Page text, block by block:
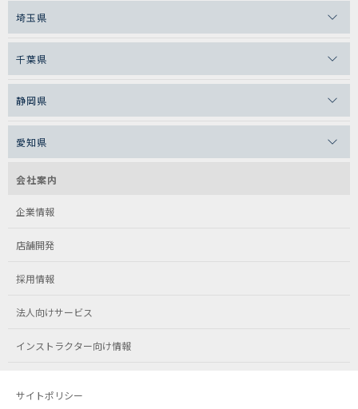
埼玉県
千葉県
静岡県
愛知県
会社案内
企業情報
店舗開発
採用情報
法人向けサービス
インストラクター向け情報
サイトポリシー